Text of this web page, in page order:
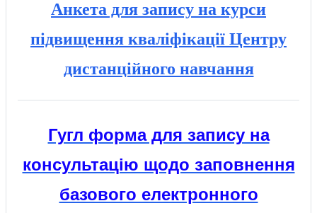
Анкета для запису на курси
підвищення кваліфікації Центру
дистанційного навчання
Гугл форма для запису на
консультацію щодо заповнення
базового електронного